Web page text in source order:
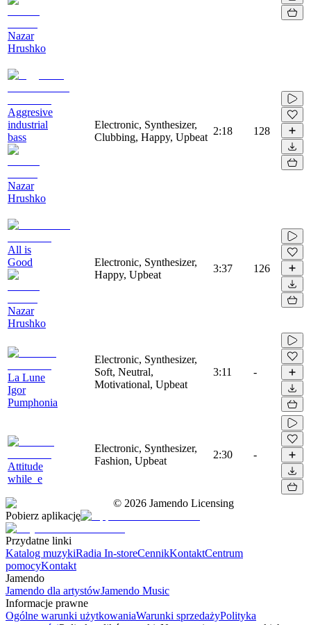
Nazar
Hrushko
Aggresive
industrial
bass
Nazar
Hrushko
Electronic, Synthesizer,
Clubbing, Happy, Upbeat
2:18 128
All is
Good
Nazar
Hrushko
Electronic, Synthesizer,
Happy, Upbeat
3:37 126
La Lune
Igor
Pumphonia
Electronic, Synthesizer,
Soft, Neutral,
Motivational, Upbeat
3:11 -
Attitude
while_e
Electronic, Synthesizer,
Fashion, Upbeat
2:30 -
© 2026 Jamendo Licensing
Pobierz aplikację
Przydatne linki
Katalog muzykiRadia In-storeCennikKontaktCentrum
pomocyKontakt
Jamendo
Jamendo dla artystówJamendo Music
Informacje prawne
Ogólne warunki użytkowaniaWarunki sprzedażyPolityka